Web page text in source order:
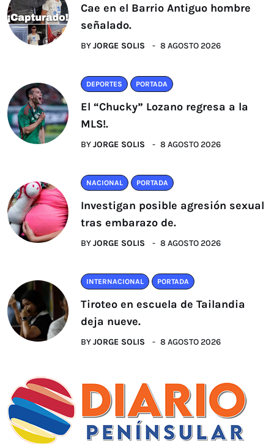
Cae en el Barrio Antiguo hombre
señalado.
BYJORGE SOLIS 8 AGOSTO 2026
DEPORTES PORTADA
El “Chucky” Lozano regresa a la
MLS!.
BYJORGE SOLIS 8 AGOSTO 2026
NACIONAL PORTADA
Investigan posible agresión sexual
tras embarazo de.
BYJORGE SOLIS 8 AGOSTO 2026
INTERNACIONAL PORTADA
Tiroteo en escuela de Tailandia
deja nueve.
BYJORGE SOLIS 8 AGOSTO 2026